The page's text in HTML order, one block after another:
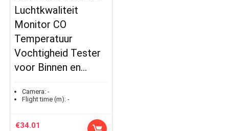
Luchtkwaliteit
Monitor CO
Temperatuur
Vochtigheid Tester
voor Binnen en…
Camera: -
Flight time (m): -
€34.01